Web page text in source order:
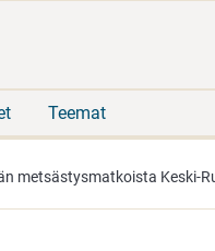
Teemat
metsästysmatkoista Keski-